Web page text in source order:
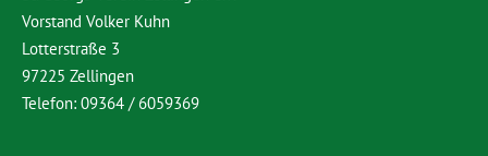
Vorstand Volker Kuhn
Lotterstraße 3
97225 Zellingen
Telefon: 09364 / 6059369